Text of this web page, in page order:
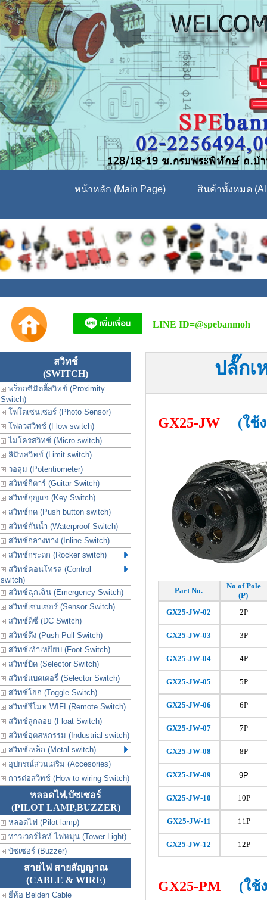
หน้าหลัก (Main Page) สินค้าทั้งหมด
LINE ID=@spebanmoh
สวิทช์
(SWITCH)
พร็อกซิมิตตี้สวิทช์ (Proximity
Switch)
โฟโตเซนเซอร์ (Photo Sensor)
โฟลวสวิทช์ (Flow switch)
ไมโครสวิทช์ (Micro switch)
ลิมิทสวิทช์ (Limit switch)
วอลุ่ม (Potentiometer)
สวิทช์กีตาร์ (Guitar Switch)
สวิทช์กุญแจ (Key Switch)
สวิทช์กด (Push button switch)
สวิทช์กันน้ำ (Waterproof Switch)
สวิทช์กลางทาง (Inline Switch)
สวิทช์กระดก (Rocker switch)
สวิทช์คอนโทรล (Control
switch)
สวิทช์ฉุกเฉิน (Emergency Switch)
สวิทช์เซนเซอร์ (Sensor Switch)
สวิทช์ดีซี (DC Switch)
สวิทช์ดึง (Push Pull Switch)
สวิทช์เท้าเหยียบ (Foot Switch)
สวิทช์บิด (Selector Switch)
สวิทช์แบตเตอรี่ (Selector Switch)
สวิทช์โยก (Toggle Switch)
สวิทช์รีโมท WIFI (Remote Switch)
สวิทช์ลูกลอย (Float Switch)
สวิทช์อุตสหกรรม (Industrial switch)
สวิทช์เหล็ก (Metal switch)
อุปกรณ์ส่วนเสริม (Accesories)
การต่อสวิทช์ (How to wiring Switch)
หลอดไฟ,บัซเซอร์
(PILOT LAMP,BUZZER)
หลอดไฟ (Pilot lamp)
ทาวเวอร์ไลท์ ไฟหมุน (Tower Light)
บัซเซอร์ (Buzzer)
สายไฟ สายสัญญาณ
(CABLE & WIRE)
ยี่ห้อ Belden Cable
ปลั๊กเ
GX25-JW (ใช้
Part No.
No of Pole
(P)
GX25-JW-02
2P
GX25-JW-03 3P
GX25-JW-04 4P
GX25-JW-05 5P
GX25-JW-06 6P
GX25-JW-07 7P
GX25-JW-08 8P
GX25-JW-09 9P
GX25-JW-10 10P
GX25-JW-11 11P
GX25-JW-12 12P
GX25-PM (ใช้